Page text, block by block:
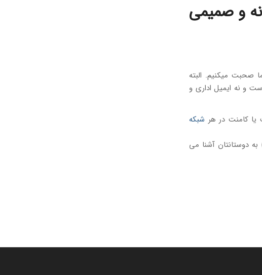
و صمیمی
صحبت میکنیم. البته
و نه ایمیل اداری و
کامنت در هر شبکه
دوستانتان آشنا می‌